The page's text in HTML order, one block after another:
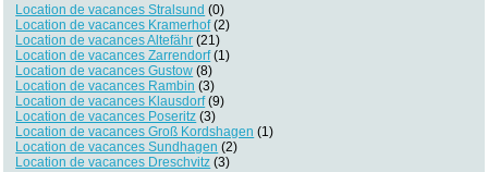
Location de vacances Stralsund (0)
Location de vacances Kramerhof(2)
Location de vacances Altefähr (21)
Location de vacances Zarrendorf(1)
Location de vacances Gustow (8)
Location de vacances Rambin (3)
Location de vacances Klausdorf(9)
Location de vacances Poseritz (3)
Location de vacances Groß Kordshagen (1)
Location de vacances Sundhagen (2)
Location de vacances Dreschvitz (3)